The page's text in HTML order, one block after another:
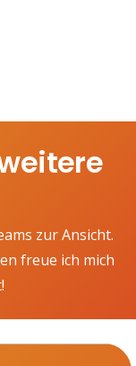
zur Ansicht.
freue ich mich